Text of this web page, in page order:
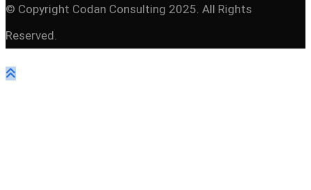
© Copyright Codan Consulting 2025. All Rights
Reserved.